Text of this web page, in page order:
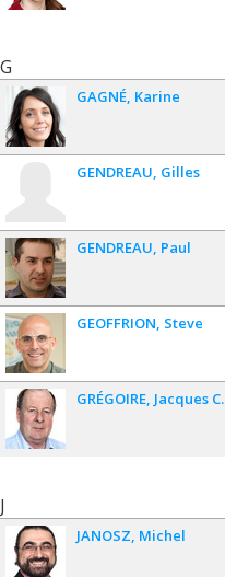
G
GAGNÉ Karine
GENDREAU Gilles
GENDREAU Paul
GEOFFRION Steve
GRÉGOIRE Jacques C.
J
JANOSZ Michel